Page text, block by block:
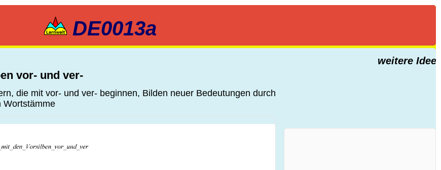
DE0013a
weitere Ideen
vor- und ver-
die mit vor- und ver- beginnen, Bilden neuer Bedeutungen durch
Wortstämme